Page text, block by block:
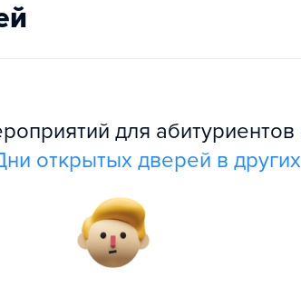
для абитуриентов
открытых дверей в